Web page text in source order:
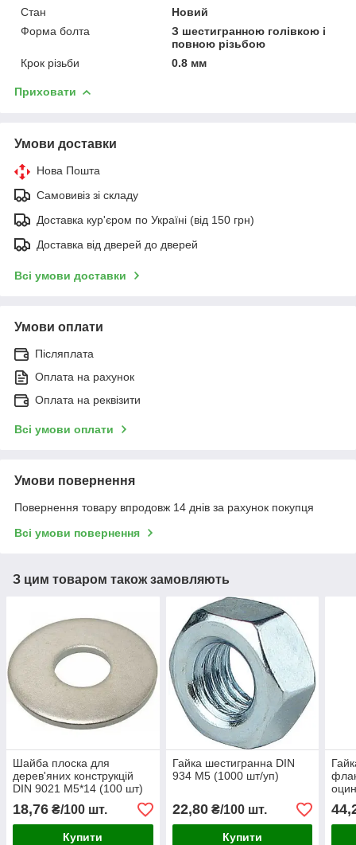
Стан
Новий
Форма болта
З шестигранною голівкою і
повною різьбою
Крок різьби
0.8 мм
Приховати
Умови доставки
Нова Пошта
Самовивіз зі складу
Доставка кур'єром по Україні (від 150 грн)
Доставка від дверей до дверей
Всі умови доставки
Умови оплати
Післяплата
Оплата на рахунок
Оплата на реквізити
Всі умови оплати
Умови повернення
Повернення товару впродовж 14 днів за рахунок покупця
Всі умови повернення
З цим товаром також замовляють
Шайба плоска для
дерев'яних конструкцій
DIN 9021 М5*14 (100 шт)
18,76 ₴/100 шт.
Купити
Гайка шестигранна DIN
934 М5 (1000 шт/уп)
22,80₴/100 шт.
Купити